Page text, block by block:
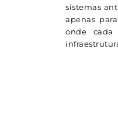
sistemas
apenas
onde